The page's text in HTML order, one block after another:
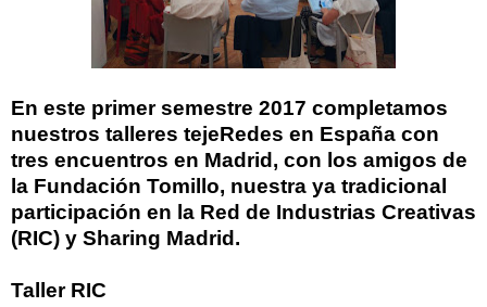
En este primer semestre 2017 completamos
nuestros talleres tejeRedes en España con
tres encuentros en Madrid, con los amigos de
la Fundación Tomillo, nuestra ya tradicional
participación en la Red de Industrias Creativas
(RIC) y Sharing Madrid.
Taller RIC